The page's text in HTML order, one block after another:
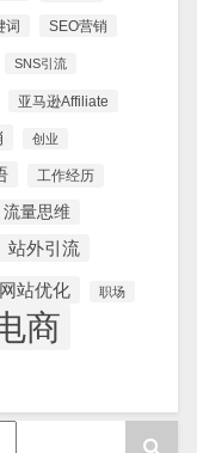
词 SEO营销
SNS引流
亚马逊Affiliate
创业
工作经历
流量思维
站外引流
网站优化 职场
商